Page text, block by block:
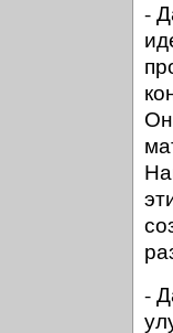
-
-